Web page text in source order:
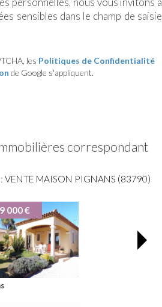
sensibles dans le champ de saisie
les Politiques de Confidentialité
de Google s'appliquent.
VENTE MAISON PIGNANS (83790)
€